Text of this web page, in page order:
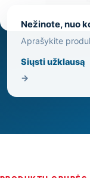
Nežinote, nuo
Aprašykite
Siųsti užklausą
→